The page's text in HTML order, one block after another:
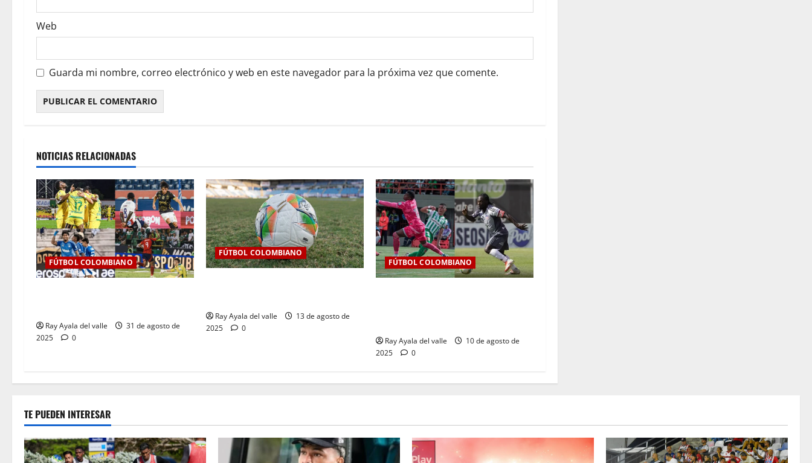
Web
Guarda mi nombre, correo electrónico y web en este navegador para la próxima vez que comente.
NOTICIAS RELACIONADAS
FÚTBOL COLOMBIANO
Ray Ayala del valle
31 de agosto de
2025
0
FÚTBOL COLOMBIANO
Ray Ayala del valle
13 de agosto de
2025
0
FÚTBOL COLOMBIANO
Ray Ayala del valle
10 de agosto de
2025
0
TE PUEDEN INTERESAR